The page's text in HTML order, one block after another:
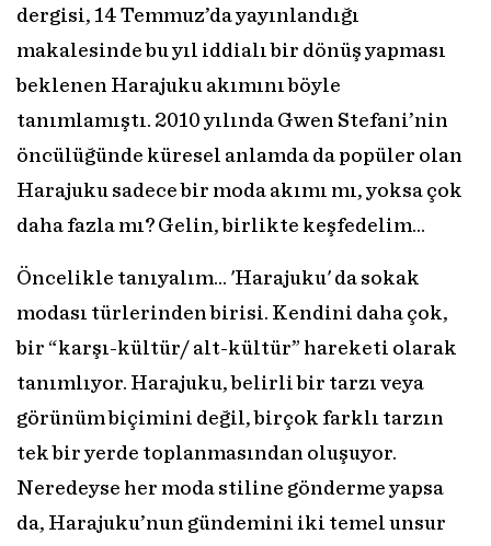
dergisi, 14 Temmuz’da yayınlandığı
makalesinde bu yıl iddialı bir dönüş yapması
beklenen Harajuku akımını böyle
tanımlamıştı. 2010 yılında Gwen Stefani’nin
öncülüğünde küresel anlamda da popüler olan
Harajuku sadece bir moda akımı mı, yoksa çok
daha fazla mı? Gelin, birlikte keşfedelim…
Öncelikle tanıyalım… 'Harajuku' da sokak
modası türlerinden birisi. Kendini daha çok,
bir “karşı-kültür/ alt-kültür” hareketi olarak
tanımlıyor. Harajuku, belirli bir tarzı veya
görünüm biçimini değil, birçok farklı tarzın
tek bir yerde toplanmasından oluşuyor.
Neredeyse her moda stiline gönderme yapsa
da, Harajuku’nun gündemini iki temel unsur